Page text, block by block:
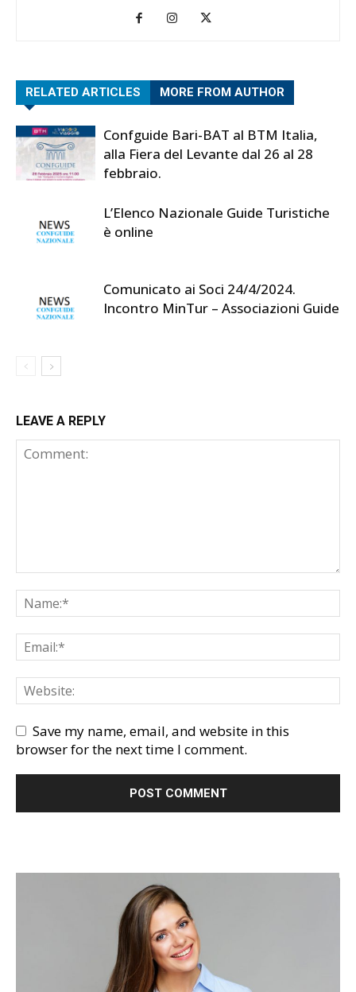
RELATED ARTICLES MORE FROM AUTHOR
Confguide Bari-BAT al BTM Italia,
alla Fiera del Levante dal 26 al 28
febbraio.
L’Elenco Nazionale Guide Turistiche
è online
Comunicato ai Soci 24/4/2024.
Incontro MinTur – Associazioni Guide
LEAVE A REPLY
Save my name, email, and website in this
browser for the next time I comment.